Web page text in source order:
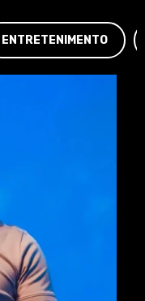
ENTRETENIMENTO